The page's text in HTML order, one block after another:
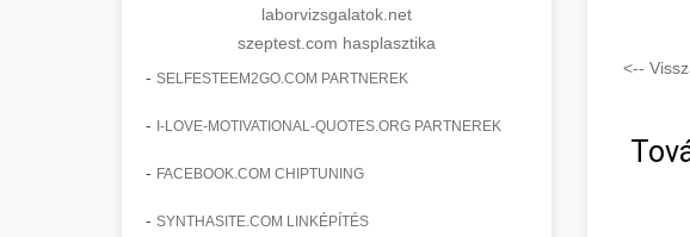
laborvizsgalatok.net
szeptest.com hasplasztika
- SELFESTEEM2GO.COM PARTNEREK
- I-LOVE-MOTIVATIONAL-QUOTES.ORG PARTNEREK
- FACEBOOK.COM CHIPTUNING
- SYNTHASITE.COM LINKÉPÍTÉS
<--